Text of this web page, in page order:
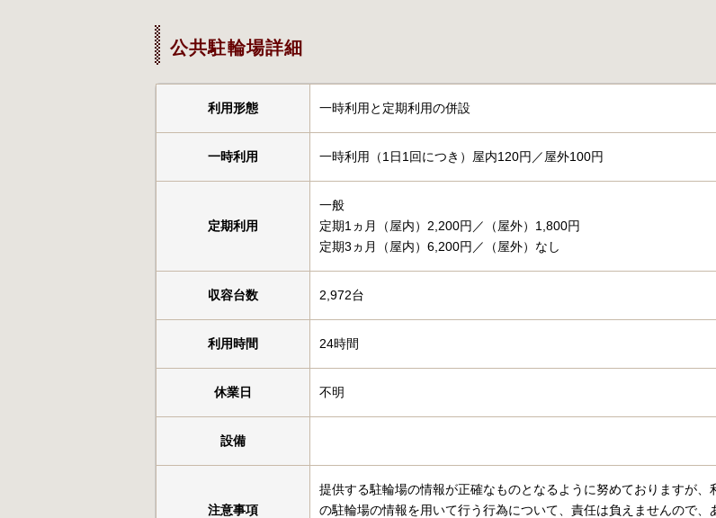
公共駐輪場詳細
利用形態 一時利用と定期利用の併設
一時利用 一時利用（1日1回につき）屋内120円／屋外100円
定期利用
一般
定期1ヵ月（屋内）2,200円／（屋外）1,800円
定期3ヵ月（屋内）6,200円／（屋外）なし
収容台数 2,972台
利用時間 24時間
休業日 不明
設備
注意事項
提供する駐輪場の情報が正確なものとなるように努めておりますが、
の駐輪場の情報を用いて行う行為について、責任は負えませんので、